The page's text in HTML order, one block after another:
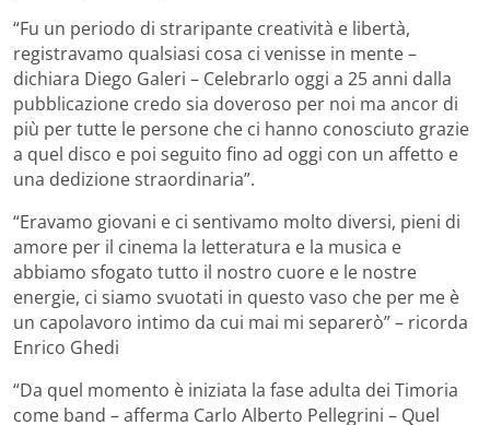
“Fu un periodo di straripante creatività e libertà,
registravamo qualsiasi cosa ci venisse in mente –
dichiara Diego Galeri – Celebrarlo oggi a 25 anni dalla
pubblicazione credo sia doveroso per noi ma ancor di
più per tutte le persone che ci hanno conosciuto grazie
a quel disco e poi seguito fino ad oggi con un affetto e
una dedizione straordinaria”.
“Eravamo giovani e ci sentivamo molto diversi, pieni di
amore per il cinema la letteratura e la musica e
abbiamo sfogato tutto il nostro cuore e le nostre
energie, ci siamo svuotati in questo vaso che per me è
un capolavoro intimo da cui mai mi separerò” – ricorda
Enrico Ghedi
“Da quel momento è iniziata la fase adulta dei Timoria
come band – afferma Carlo Alberto Pellegrini – Quel